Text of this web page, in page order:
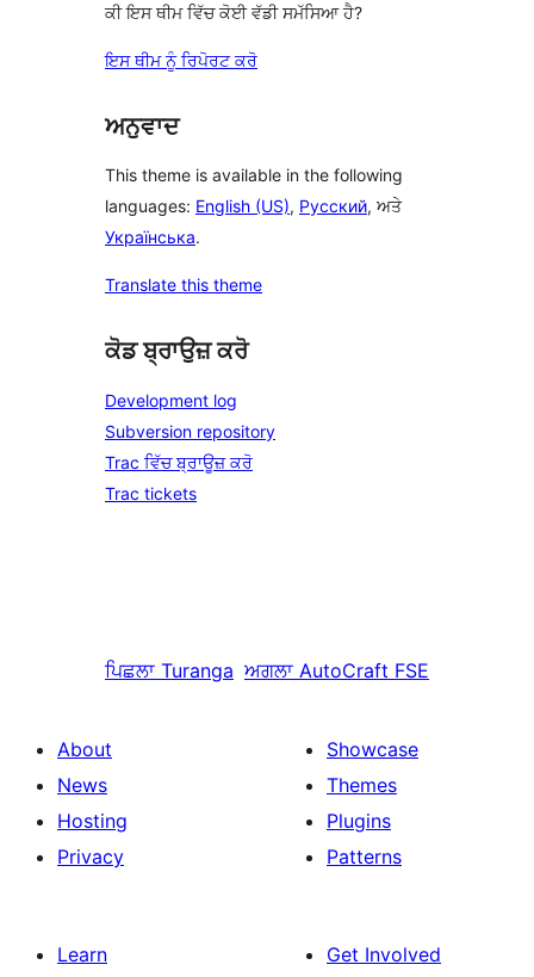
ਕੀ ਇਸ ਥੀਮ ਵਿੱਚ ਕੋਈ ਵੱਡੀ ਸਮੱਸਿਆ ਹੈ?
ਇਸ ਥੀਮ ਨੂੰ ਰਿਪੋਰਟ ਕਰੋ
ਅਨੁਵਾਦ
This theme is available in the following
languages: English (US), Русский, ਅਤੇ
Українська.
Translate this theme
ਕੋਡ ਬ੍ਰਾਉਜ਼ ਕਰੋ
Development log
Subversion repository
Trac ਵਿੱਚ ਬ੍ਰਾਊਜ਼ ਕਰੋ
Trac tickets
ਪਿਛਲਾ Turanga ਅਗਲਾ AutoCraft FSE
About
News
Hosting
Privacy
Showcase
Themes
Plugins
Patterns
Learn
Get Involved